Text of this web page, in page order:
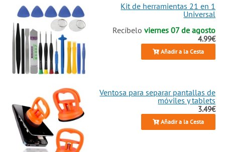
Kit de herramientas 21 en 1
Universal
Recíbeloviernes 07 de agosto
4.99€
Añadir a la Cesta
Ventosa para separar pantallas de
móviles y tablets
3.49€
Añadir a la Cesta